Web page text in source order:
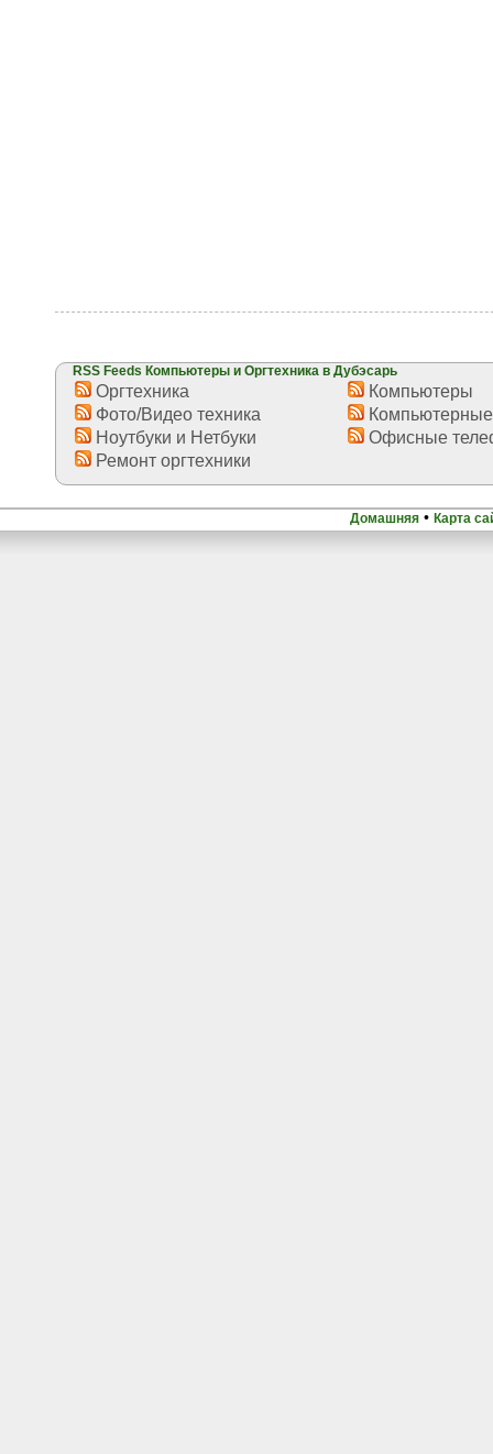
RSS Feeds Компьютеры и Оргтехника в Дубэсарь
Оргтехника
Компьютеры
Фото/Видео техника
Ноутбуки и Нетбуки
Офисные
Ремонт оргтехники
Домашняя • Карта